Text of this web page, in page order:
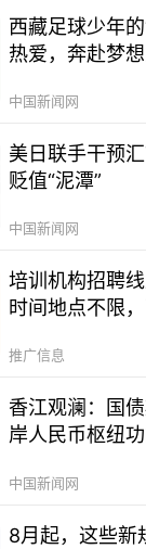
西藏足球少年
热爱，奔赴梦
中国新闻网
美日联手干预
贬值“泥潭”
中国新闻网
培训机构招聘
时间地点不限
推广信息
香江观澜：国
岸人民币枢纽
中国新闻网
8月起，这些新